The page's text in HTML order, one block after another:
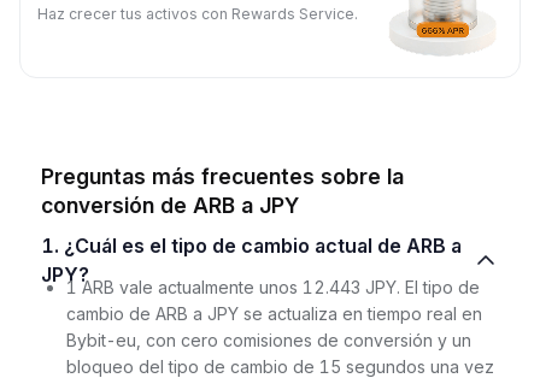
Haz crecer tus activos con Rewards Service.
Preguntas más frecuentes sobre la
conversión de ARB a JPY
1. ¿Cuál es el tipo de cambio actual de ARB a
JPY?
1 ARB vale actualmente unos 12.443 JPY. El tipo de
cambio de ARB a JPY se actualiza en tiempo real en
Bybit-eu, con cero comisiones de conversión y un
bloqueo del tipo de cambio de 15 segundos una vez